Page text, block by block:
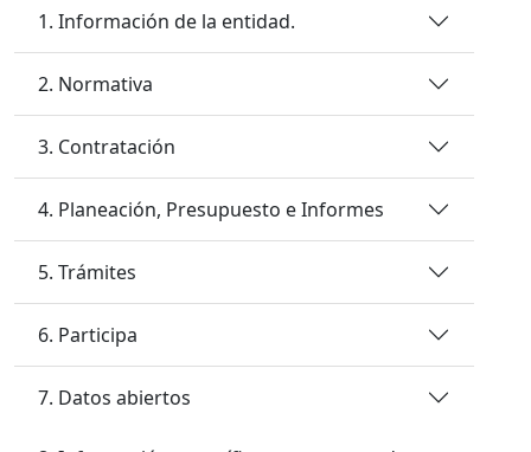
1. Información de la entidad.
2. Normativa
3. Contratación
4. Planeación, Presupuesto e Informes
5. Trámites
6. Participa
7. Datos abiertos